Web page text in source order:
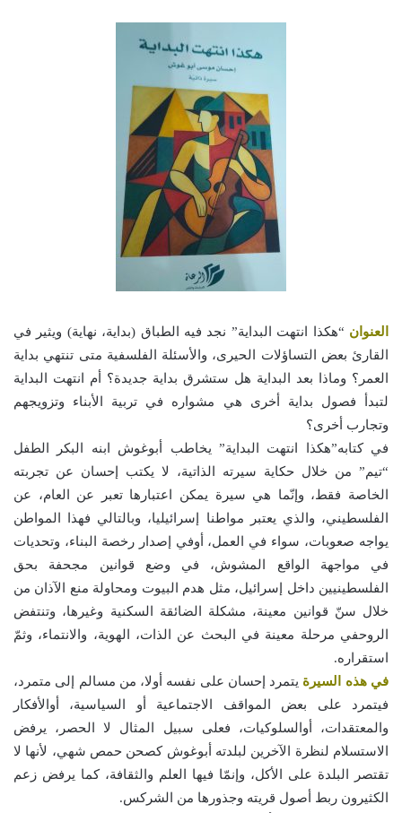
العنوان “هكذا انتهت البداية” نجد فيه الطباق (بداية، نهاية) ويثير في
القارئ بعض التساؤلات الحيرى، والأسئلة الفلسفية متى تنتهي بداية
العمر؟ وماذا بعد البداية هل ستشرق بداية جديدة؟ أم انتهت البداية
لتبدأ فصول بداية أخرى هي مشواره في تربية الأبناء وتزويجهم
وتجارب أخرى؟
في كتابه”هكذا انتهت البداية” يخاطب أبوغوش ابنه البكر الطفل
“تيم” من خلال حكاية سيرته الذاتية، لا يكتب إحسان عن تجربته
الخاصة فقط، وإنّما هي سيرة يمكن اعتبارها تعبر عن العام، عن
الفلسطيني، والذي يعتبر مواطنا إسرائيليا، وبالتالي فهذا المواطن
يواجه صعوبات، سواء في العمل، أوفي إصدار رخصة البناء، وتحديات
في مواجهة الواقع المشوش، في وضع قوانين مجحفة بحق
الفلسطينيين داخل إسرائيل، مثل هدم البيوت ومحاولة منع الآذان من
خلال سنّ قوانين معينة، مشكلة الضائقة السكنية وغيرها، وتنتفض
الروحفي مرحلة معينة في البحث عن الذات، الهوية، والانتماء، وثمّ
استقراره.
في هذه السيرة يتمرد إحسان على نفسه أولا، من مسالم إلى متمرد،
فيتمرد على بعض المواقف الاجتماعية أو السياسية، أوالأفكار
والمعتقدات، أوالسلوكيات، فعلى سبيل المثال لا الحصر، يرفض
الاستسلام لنظرة الآخرين لبلدته أبوغوش كصحن حمص شهي، لأنها لا
تقتصر البلدة على الأكل، وإنمّا فيها العلم والثقافة، كما يرفض زعم
الكثيرون ربط أصول قريته وجذورها من الشركس.